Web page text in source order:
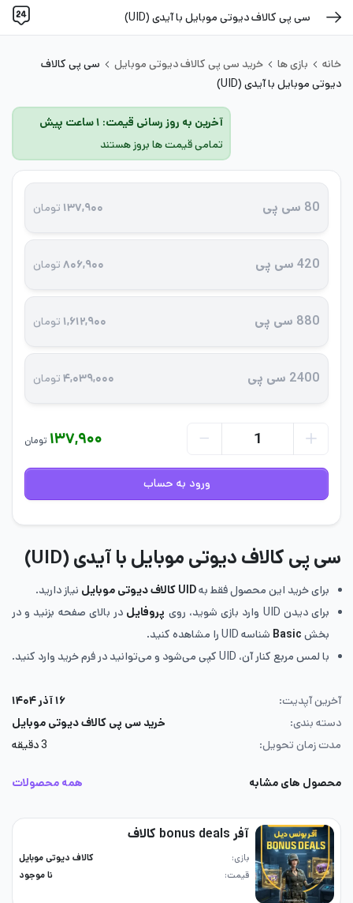
سی پی کالاف دیوتی موبایل با آیدی (UID)
خانه بازی ها خرید سی پی کالاف دیوتی موبایل
سی پی کالاف
دیوتی موبایل با آیدی (UID)
سی پی کالاف دیوتی موبایل با آیدی (UID)
برای خرید این محصول فقط بهUID کالاف دیوتی موبایل
نیاز دارید.
برای دیدن UID وارد بازی شوید، روی
پروفایل در بالای صفحه بزنید و در
بخش Basic شناسه UID را مشاهده کنید.
با لمس مربع کنار آن، UID کپی می‌شود و می‌توانید در فرم خرید وارد کنید.
آخرین آپدیت:
۱۶ آذر ۱۴۰۴
دسته بندی:
خرید سی پی کالاف دیوتی موبایل
مدت زمان تحویل:
3 دقیقه
آخرین به روز رسانی قیمت: ۱ ساعت پیش
تمامی قیمت ها بروز هستند
80 سی پی ۱۳۷,۹۰۰ تومان
420 سی پی ۸۰۶,۹۰۰ تومان
880 سی پی ۱,۶۱۲,۹۰۰ تومان
2400 سی پی ۴,۰۳۹,۰۰۰ تومان
۱۳۷,۹۰۰ تومان
ورود به حساب
محصول های مشابه همه محصولات
آفر bonus deals کالاف
بازی
کالاف دیوتی موبایل
قیمت
نا موجود